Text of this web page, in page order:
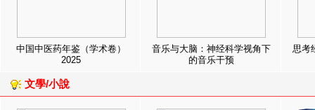
中国中医药年鉴（学术卷）
2025
音乐与大脑：神经科学视角下
的音乐干预
思考
文學/小說